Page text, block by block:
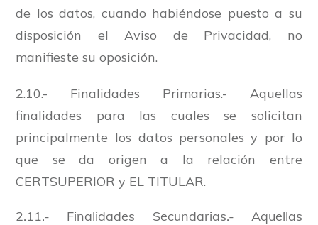
de los datos, cuando habiéndose puesto a su
disposición el Aviso de Privacidad, no
manifieste su oposición.
2.10.- Finalidades Primarias.- Aquellas
finalidades para las cuales se solicitan
principalmente los datos personales y por lo
que se da origen a la relación entre
CERTSUPERIOR y EL TITULAR.
2.11.- Finalidades Secundarias.- Aquellas